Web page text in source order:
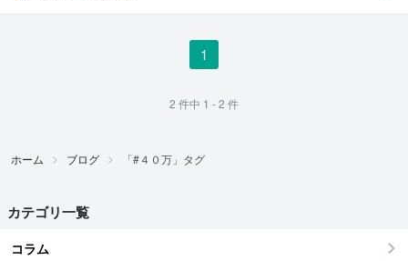
1
2 件中 1 - 2 件
ホーム ブログ 「#４０万」タグ
カテゴリ一覧
コラム